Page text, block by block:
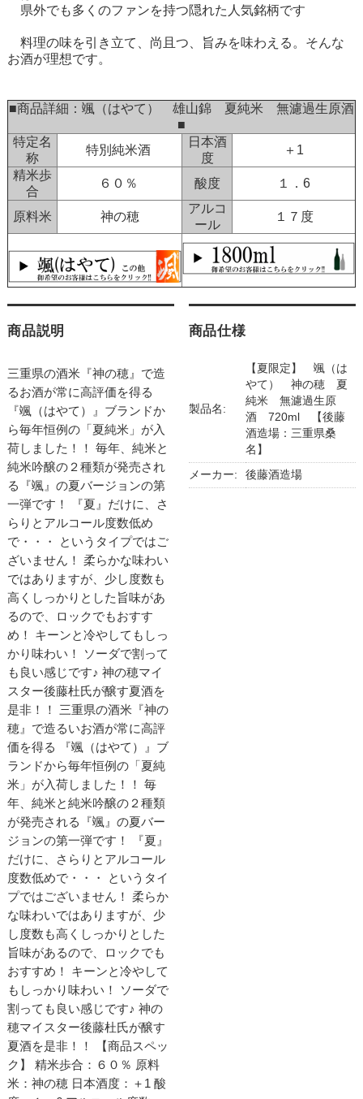
県外でも多くのファンを持つ隠れた人気銘柄です
料理の味を引き立て、尚且つ、旨みを味わえる。そんな
お酒が理想です。
■商品詳細：颯（はやて） 雄山錦 夏純米 無濾過生原酒
■
特定名
称
特別純米酒
日本酒
度
＋1
精米歩
合
６０％ 酸度 １．6
原料米 神の穂
アルコ
ール
１７度
商品説明
三重県の酒米『神の穂』で造
るお酒が常に高評価を得る
『颯（はやて）』ブランドか
ら毎年恒例の「夏純米」が入
荷しました！！ 毎年、純米と
純米吟醸の２種類が発売され
る『颯』の夏バージョンの第
一弾です！ 『夏』だけに、さ
らりとアルコール度数低め
で・・・ というタイプではご
ざいません！ 柔らかな味わい
ではありますが、少し度数も
高くしっかりとした旨味があ
るので、ロックでもおすす
め！ キーンと冷やしてもしっ
かり味わい！ ソーダで割って
も良い感じです♪ 神の穂マイ
スター後藤杜氏が醸す夏酒を
是非！！ 三重県の酒米『神の
穂』で造るいお酒が常に高評
価を得る 『颯（はやて）』ブ
ランドから毎年恒例の「夏純
米」が入荷しました！！ 毎
年、純米と純米吟醸の２種類
が発売される『颯』の夏バー
ジョンの第一弾です！ 『夏』
だけに、さらりとアルコール
度数低めで・・・ というタイ
プではございません！ 柔らか
な味わいではありますが、少
し度数も高くしっかりとした
旨味があるので、ロックでも
おすすめ！ キーンと冷やして
もしっかり味わい！ ソーダで
割っても良い感じです♪ 神の
穂マイスター後藤杜氏が醸す
夏酒を是非！！ 【商品スペッ
ク】 精米歩合：６０％ 原料
米：神の穂 日本酒度：＋1 酸
商品仕様
製品名:
【夏限定】 颯（は
やて） 神の穂 夏
純米 無濾過生原
酒 720ml 【後藤
酒造場：三重県桑
名】
メーカー: 後藤酒造場